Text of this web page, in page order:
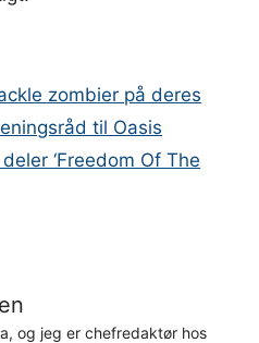
zombier på deres
til Oasis
‘Freedom Of The
og jeg er chefredaktør hos